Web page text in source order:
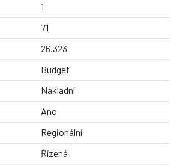
1
71
26.323
Budget
Nákladní
Ano
Regionální
Řízená